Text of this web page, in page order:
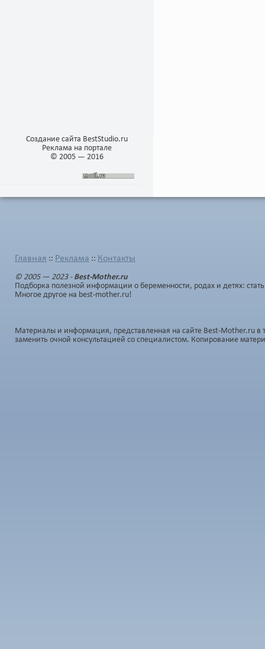
Создание сайта BestStudio.ru
Реклама на портале
© 2005 — 2016
Главная :: Реклама :: Контакты
© 2005 — 2023 - Best-Mother.ru
Подборка полезной информации о беременности, родах и детях:
Многое другое на best-mother.ru!
Материалы и информация, представленная на сайте Best-Mother.ru
заменить очной консультацией со специалистом. Копирование